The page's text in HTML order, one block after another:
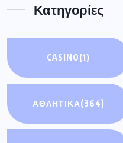
Κατηγορίες
CASINO(1)
ΑΘΛΗΤΙΚΑ(364)